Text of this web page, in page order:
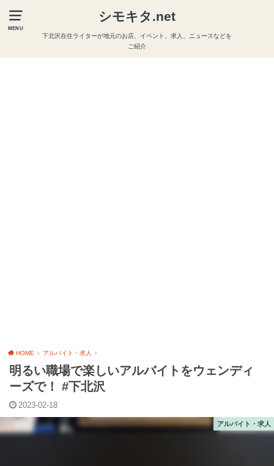
MENU
シモキタ.net
下北沢在住ライターが地元のお店、イベント、求人、ニュースなどを
ご紹介
HOME アルバイト・求人
明るい職場で楽しいアルバイトをウェンディ
ーズで！ #下北沢
2023-02-18
アルバイト・求人